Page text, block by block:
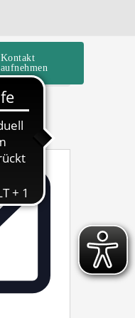
Kontakt
aufnehmen